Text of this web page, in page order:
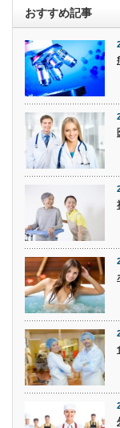
おすすめ記事